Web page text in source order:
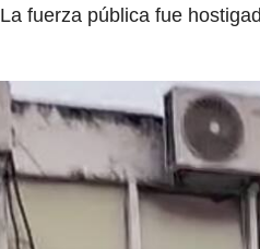
La fuerza pública fue